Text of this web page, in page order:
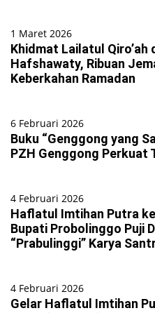
1 Maret 2026
Khidmat Lailatul Qiro’ah
Hafshawaty, Ribuan
Keberkahan Ramadan
6 Februari 2026
Buku “Genggong yang
PZH Genggong Perkuat
4 Februari 2026
Haflatul Imtihan Putra
Bupati Probolinggo Puji
“Prabulinggi” Karya
4 Februari 2026
Gelar Haflatul Imtihan